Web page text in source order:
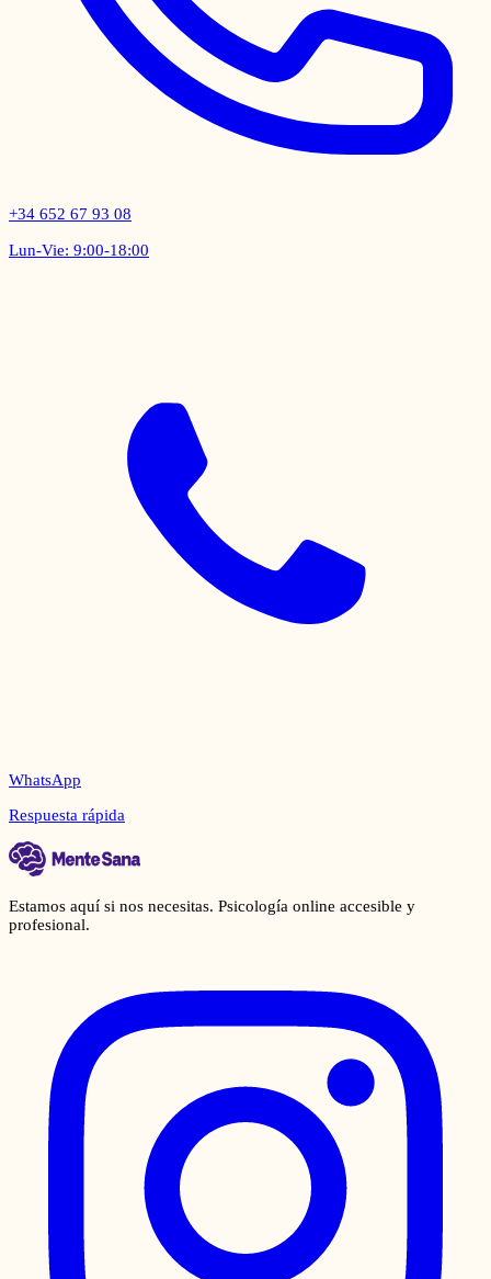
+34 652 67 93 08
Lun-Vie: 9:00-18:00
WhatsApp
Respuesta rápida
Estamos aquí si nos necesitas. Psicología online accesible y
profesional.